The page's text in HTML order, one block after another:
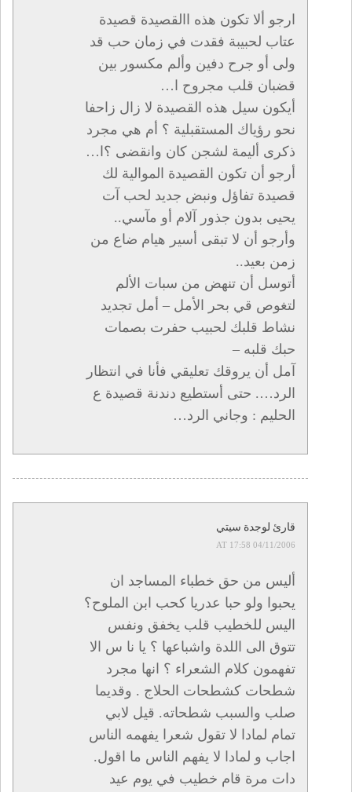
ارجو ألا تكون هذه االقصيدة قصيدة
عتاب لحبيبة فقدت في زمان حب قد
ولى أو جرح دفين وألم مكسور بين
قضبان قلب مجروح ا…
أيكون سيل هذه القصيدة لا زال زاحفا
نحو رؤياك المستقبلية ؟ أم هي مجرد
ذكرى أليمة لشجن كان وانقضى ؟ا…
أرجو أن تكون القصيدة الموالية لك
قصيدة تفاؤل ونبض جديد لحب آت
يحيى بدون جذور آلام أو مآسي..
وأرجو أن لا تبقى أسير هيام ضاع من
زمن بعيد..
أتوسل أن تنهض من سبات الألم
لتغوص قي بحر الأمل – أمل تجديد
نشاط قلبك لحبيب حفرت بصمات
حبك قلبه –
آمل أن يروقك تعليقي فأنا في انتظار
الرد…. حتى أستطيع دندنة قصيدة ع
الحليم : وجاني الرد…
قارئ لوجدة سيتي
04/11/2006 AT 17:58
أليس من حق خطباء المساجد ان
يحبوا ولو حبا عدريا كحب ابن الملوح؟
اليس للخطيب قلب يخفق ونفس
تتوق الى اللدة واشباعها ؟ يا نا س الا
تفهمون كلام الشعراء ؟ انها مجرد
شطحات كشطحات الحلاج . وقديما
صلب والسبب شطحاته. قيل لابي
تمام لمادا لا تقول شعرا يفهمه الناس
اجاب و لمادا لا يفهم الناس ما اقول.
دات مرة قام خطيب في يوم عيد